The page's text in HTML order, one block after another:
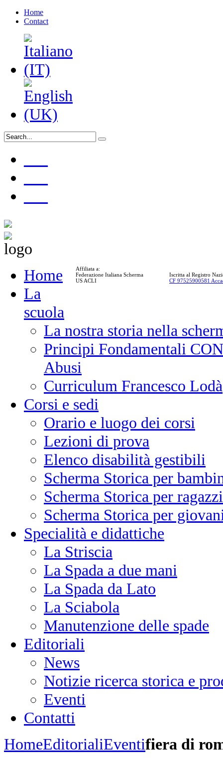
Home
Contact
Affiliata a:
Federazione Italiana Scherma
US ACLI
Iscritta al Registro
CF 97525900581
Home
La
scuola
La nostra storia nella
Principi Fondamentali
Abusi
Curriculum Francesco Lodà
Corsi e sedi
Orario e luogo dei corsi
Lezioni di prova
Elenco disabilità gestibili
Scherma Storica per
Scherma Storica per ragazzi
Scherma Storica per
Specialità e didattiche
La Striscia
La Spada a due mani
La Spada da Lato
La Sciabola
Manutenzione delle spade
Editoriali
News
Notizie ricerca storica e
Eventi
Contatti
HomeEditorialiEventifiera di